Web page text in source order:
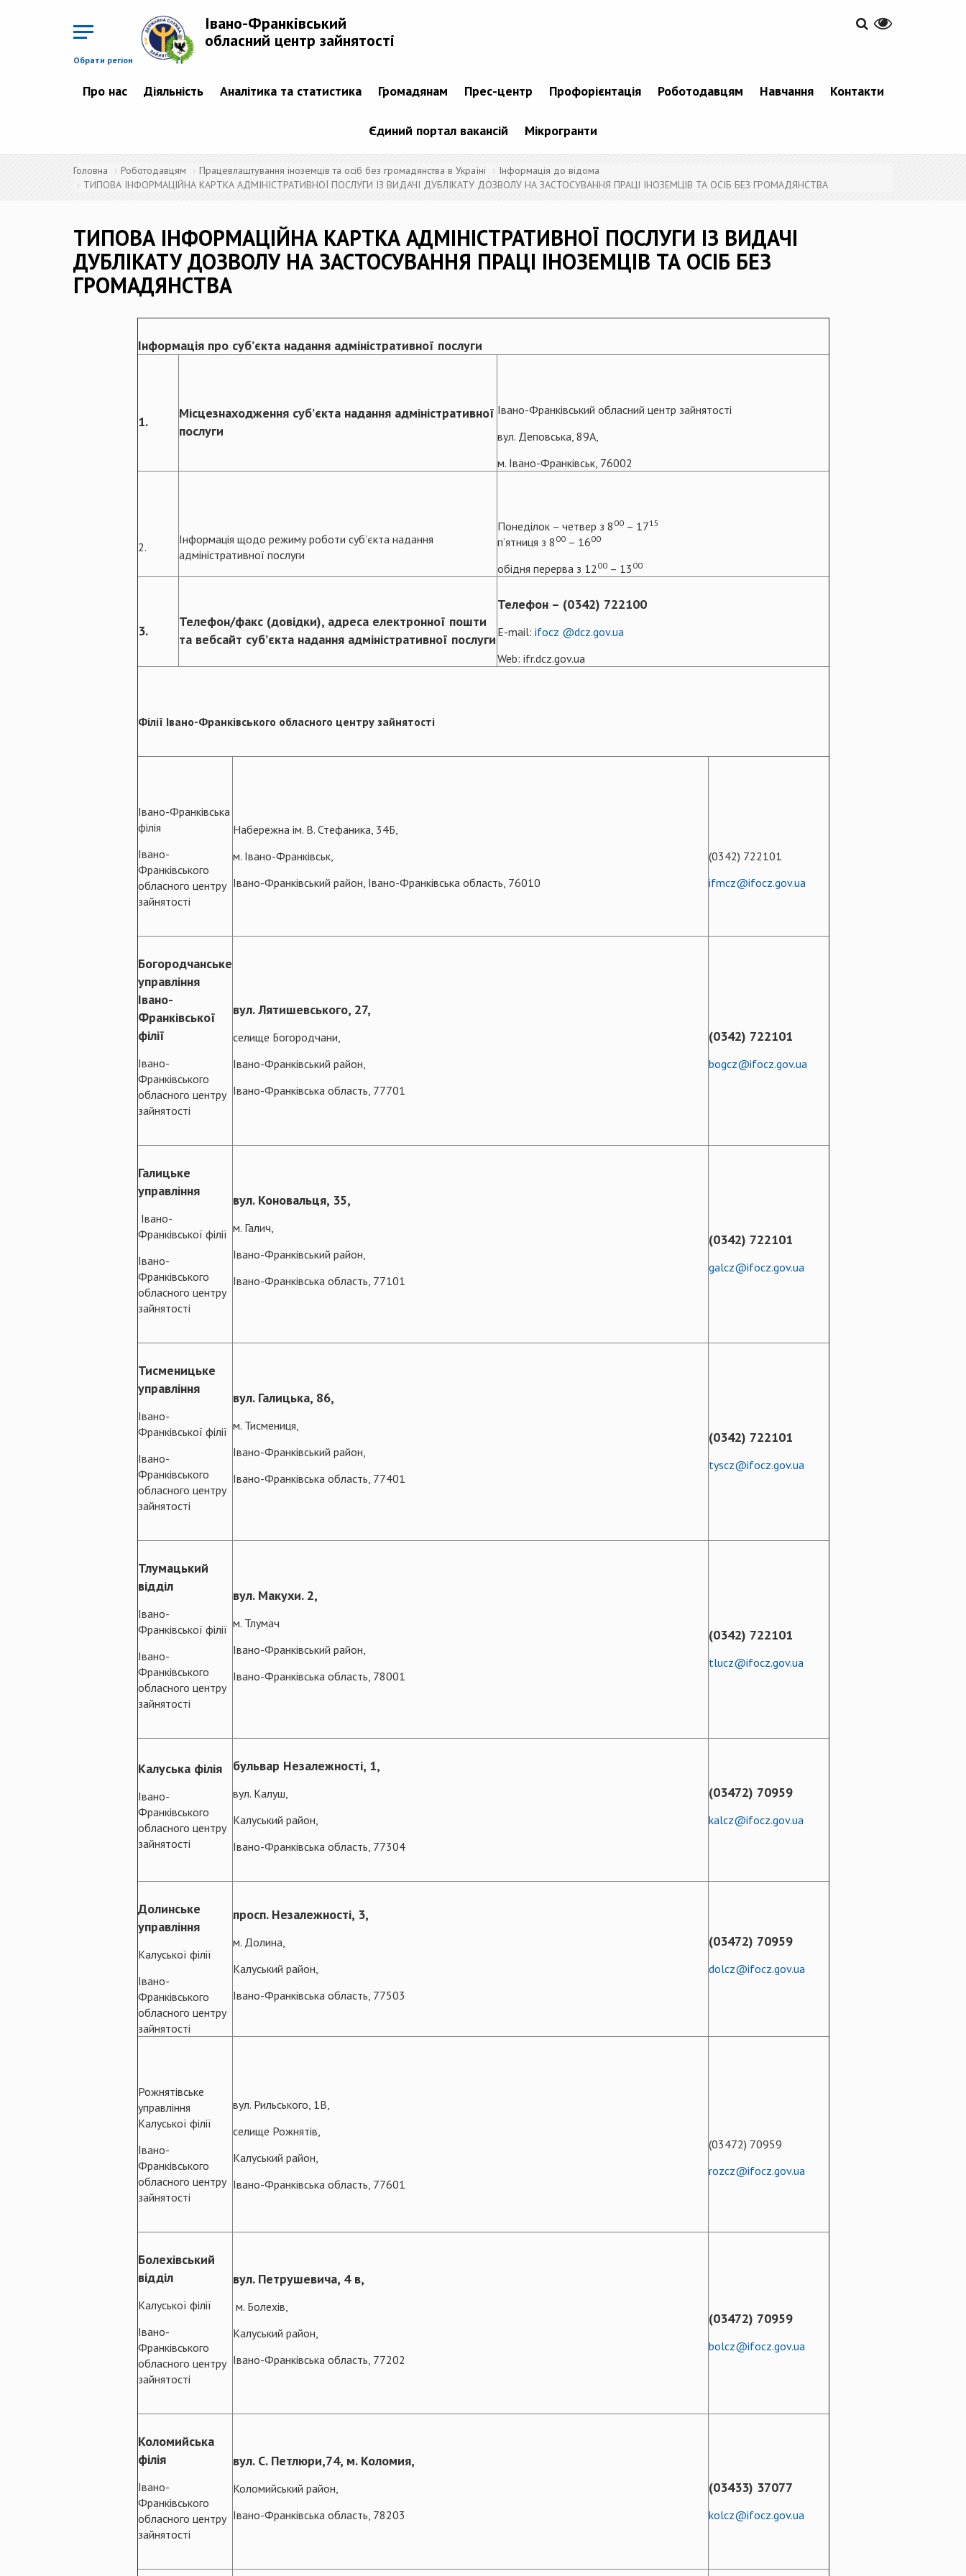
Обрати регіон
Івано-Франківський
обласний центр зайнятості
Про нас Діяльність Аналітика та статистика Громадянам Прес-центр Профорієнтація Роботодавцям Навчання Контакти
Єдиний портал вакансій Мікрогранти
Головна Роботодавцям Працевлаштування іноземців та осіб без громадянства в Україні
Інформація до відома
ТИПОВА ІНФОРМАЦІЙНА КАРТКА АДМІНІСТРАТИВНОЇ ПОСЛУГИ ІЗ ВИДАЧІ ДУБЛІКАТУ ДОЗВОЛУ НА ЗАСТОСУВАННЯ ПРАЦІ ІНОЗЕМЦІВ ТА ОСІБ БЕЗ ГРОМАДЯНСТВА
ТИПОВА ІНФОРМАЦІЙНА КАРТКА АДМІНІСТРАТИВНОЇ ПОСЛУГИ ІЗ ВИДАЧІ
ДУБЛІКАТУ ДОЗВОЛУ НА ЗАСТОСУВАННЯ ПРАЦІ ІНОЗЕМЦІВ ТА ОСІБ БЕЗ
ГРОМАДЯНСТВА
Інформація про суб’єкта надання адміністративної послуги
1.
Місцезнаходження суб’єкта надання адміністративної
послуги
Івано-Франківський обласний центр зайнятості
вул. Деповська, 89А,
м. Івано-Франківськ, 76002
2.
Інформація щодо режиму роботи суб’єкта надання
адміністративної послуги
Понеділок – четвер з 8 00– 1715
п’ятниця з 8 00– 1600
обідня перерва з 12 00– 13 00
3.
Телефон/факс (довідки), адреса електронної пошти
та вебсайт суб’єкта надання адміністративної послуги
Телефон – (0342) 722100
E-mail: ifocz @dcz.gov.ua
Web: ifr.dcz.gov.ua
Філії Івано-Франківського обласного центру зайнятості
Івано-Франківська
філія
Івано-
Франківського
обласного центру
зайнятості
Набережна ім. В. Стефаника, 34Б,
м. Івано-Франківськ,
Івано-Франківський район, Івано-Франківська область, 76010
(0342) 722101
ifmcz@ifocz.gov.ua
Богородчанське
управління
Івано-
Франківської
філії
Івано-
Франківського
обласного центру
зайнятості
вул. Лятишевського, 27,
селище Богородчани,
Івано-Франківський район,
Івано-Франківська область, 77701
(0342) 722101
bogcz@ifocz.gov.ua
Галицьке
управління
Івано-
Франківської філії
Івано-
Франківського
обласного центру
зайнятості
вул. Коновальця, 35,
м. Галич,
Івано-Франківський район,
Івано-Франківська область, 77101
(0342) 722101
galcz@ifocz.gov.ua
Тисменицьке
управління
Івано-
Франківської філії
Івано-
Франківського
обласного центру
зайнятості
вул. Галицька, 86,
м. Тисмениця,
Івано-Франківський район,
Івано-Франківська область, 77401
(0342) 722101
tyscz@ifocz.gov.ua
Тлумацький
відділ
Івано-
Франківської філії
Івано-
Франківського
обласного центру
зайнятості
вул. Макухи. 2,
м. Тлумач
Івано-Франківський район,
Івано-Франківська область, 78001
(0342) 722101
tlucz@ifocz.gov.ua
Калуська філія
Івано-
Франківського
обласного центру
зайнятості
бульвар Незалежності, 1,
вул. Калуш,
Калуський район,
Івано-Франківська область, 77304
(03472) 70959
kalcz@ifocz.gov.ua
Долинське
управління
Калуської філії
Івано-
Франківського
обласного центру
зайнятості
просп. Незалежності, 3,
м. Долина,
Калуський район,
Івано-Франківська область, 77503
(03472) 70959
dolcz@ifocz.gov.ua
Рожнятівське
управління
Калуської філії
Івано-
Франківського
обласного центру
зайнятості
вул. Рильського, 1В,
селище Рожнятів,
Калуський район,
Івано-Франківська область, 77601
(03472) 70959
rozcz@ifocz.gov.ua
Болехівський
відділ
Калуської філії
Івано-
Франківського
обласного центру
зайнятості
вул. Петрушевича, 4 в,
м. Болехів,
Калуський район,
Івано-Франківська область, 77202
(03472) 70959
bolcz@ifocz.gov.ua
Коломийська
філія
Івано-
Франківського
обласного центру
зайнятості
вул. С. Петлюри,74, м. Коломия,
Коломийський район,
Івано-Франківська область, 78203
(03433) 37077
kolcz@ifocz.gov.ua